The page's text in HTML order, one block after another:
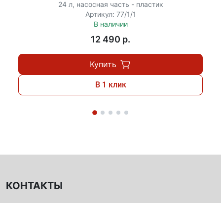
24 л, насосная часть - пластик
Артикул: 77/1/1
В наличии
12 490 p.
Купить
В 1 клик
КОНТАКТЫ